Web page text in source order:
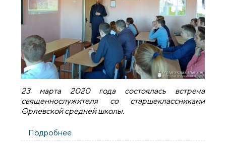
23 марта 2020 года состоялась встреча
священнослужителя со старшеклассниками
Орлевской средней школы.
Подробнее
старшеклассниками Орлевской средней